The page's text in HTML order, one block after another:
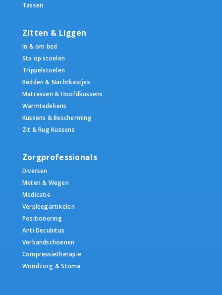
Tassen
Zitten & Liggen
In & om bed
Sta op stoelen
Trippelstoelen
Bedden & Nachtkastjes
Matrassen & Hoofdkussens
Warmtedekens
Kussens & Bescherming
Zit & Rug Kussens
Zorgprofessionals
Diversen
Meten & Wegen
Medicatie
Verpleegartikelen
Positionering
Anti Decubitus
Verbandschoenen
Compressietherapie
Wondzorg & Stoma